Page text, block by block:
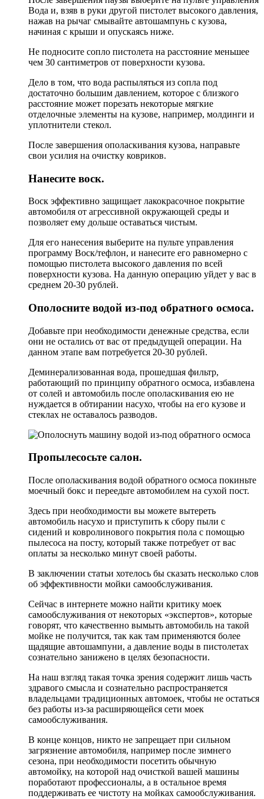
Вода и, взяв в руки другой пистолет высокого давления,
нажав на рычаг смывайте автошампунь с кузова,
начиная с крыши и опускаясь ниже.
Не подносите сопло пистолета на расстояние меньшее
чем 30 сантиметров от поверхности кузова.
Дело в том, что вода распыляться из сопла под
достаточно большим давлением, которое с близкого
расстояние может порезать некоторые мягкие
отделочные элементы на кузове, например, молдинги и
уплотнители стекол.
После завершения ополаскивания кузова, направьте
свои усилия на очистку ковриков.
Нанесите воск.
Воск эффективно защищает лакокрасочное покрытие
автомобиля от агрессивной окружающей среды и
позволяет ему дольше оставаться чистым.
Для его нанесения выберите на пульте управления
программу Воск/тефлон, и нанесите его равномерно с
помощью пистолета высокого давления по всей
поверхности кузова. На данную операцию уйдет у вас в
среднем 20-30 рублей.
Ополосните водой из-под обратного осмоса.
Добавьте при необходимости денежные средства, если
они не остались от вас от предыдущей операции. На
данном этапе вам потребуется 20-30 рублей.
Деминерализованная вода, прошедшая фильтр,
работающий по принципу обратного осмоса, избавлена
от солей и автомобиль после ополаскивания ею не
нуждается в обтирании насухо, чтобы на его кузове и
стеклах не оставалось разводов.
Пропылесосьте салон.
После ополаскивания водой обратного осмоса покиньте
моечный бокс и переедьте автомобилем на сухой пост.
Здесь при необходимости вы можете вытереть
автомобиль насухо и приступить к сбору пыли с
сидений и ковролинового покрытия пола с помощью
пылесоса на посту, который также потребует от вас
оплаты за несколько минут своей работы.
В заключении статьи хотелось бы сказать несколько слов
об эффективности мойки самообслуживания.
Сейчас в интернете можно найти критику моек
самообслуживания от некоторых «экспертов», которые
говорят, что качественно вымыть автомобиль на такой
мойке не получится, так как там применяются более
щадящие автошампуни, а давление воды в пистолетах
сознательно занижено в целях безопасности.
На наш взгляд такая точка зрения содержит лишь часть
здравого смысла и сознательно распространяется
владельцами традиционных автомоек, чтобы не остаться
без работы из-за расширяющейся сети моек
самообслуживания.
В конце концов, никто не запрещает при сильном
загрязнение автомобиля, например после зимнего
сезона, при необходимости посетить обычную
автомойку, на которой над очисткой вашей машины
поработают профессионалы, а в остальное время
поддерживать ее чистоту на мойках самообслуживания.